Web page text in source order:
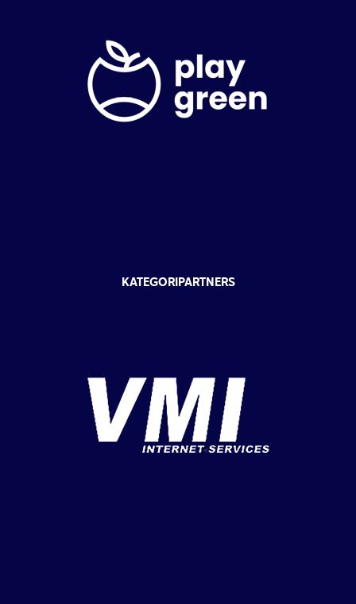
KATEGORIPARTNERS